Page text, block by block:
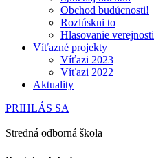
Obchod budúcnosti!
Rozlúskni to
Hlasovanie verejnosti
Víťazné projekty
Víťazi 2023
Víťazi 2022
Aktuality
PRIHLÁS SA
Stredná odborná škola